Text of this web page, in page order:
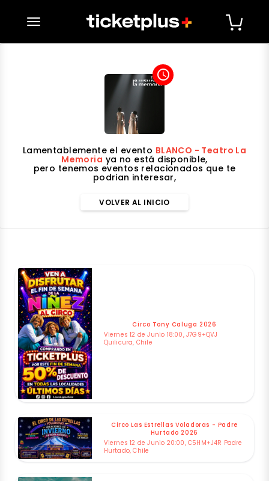
desplegar navegación
access_time
Lamentablemente el evento BLANCO - Teatro La
Memoria ya no está disponible,
pero tenemos eventos relacionados que te
podrian interesar,
VOLVER AL INICIO
Circo Tony Caluga 2026
Viernes 12 de Junio 18:00, J7G9+QVJ
Quilicura, Chile
Circo Las Estrellas Voladoras - Padre
Hurtado 2026
Viernes 12 de Junio 20:00, C5HM+J4R Padre
Hurtado, Chile